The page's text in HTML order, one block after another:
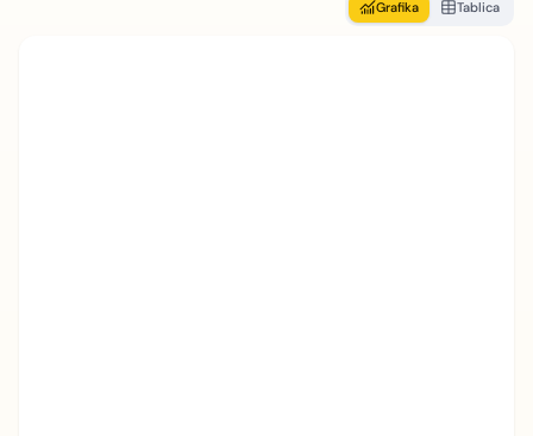
Grafika Tablica